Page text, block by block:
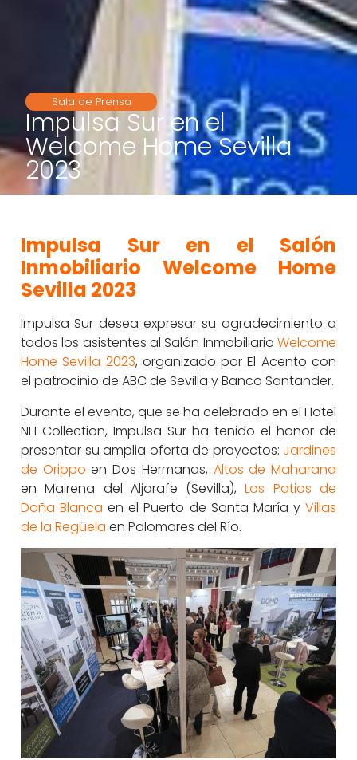
Sala de Prensa
Impulsa Sur en el
Welcome Home Sevilla
2023
Impulsa Sur en el Salón
Inmobiliario Welcome Home
Sevilla 2023
Impulsa Sur desea expresar su agradecimiento a
todos los asistentes al Salón Inmobiliario Welcome
Home Sevilla 2023, organizado por El Acento con
el patrocinio de ABC de Sevilla y Banco Santander.
Durante el evento, que se ha celebrado en el Hotel
NH Collection, Impulsa Sur ha tenido el honor de
presentar su amplia oferta de proyectos: Jardines
de Orippo en Dos Hermanas, Altos de Maharana
en Mairena del Aljarafe (Sevilla),Los Patios de
Doña Blanca en el Puerto de Santa María yVillas
de la Regüela en Palomares del Río.